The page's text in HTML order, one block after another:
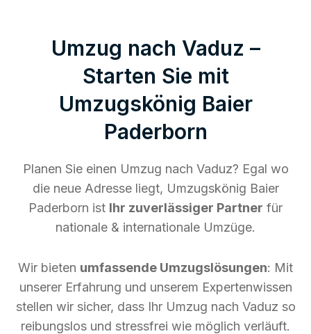
Umzug nach Vaduz –
Starten Sie mit
Umzugskönig Baier
Paderborn
Planen Sie einen Umzug nach Vaduz? Egal wo
die neue Adresse liegt, Umzugskönig Baier
Paderborn ist Ihr zuverlässiger Partner für
nationale & internationale Umzüge.
Wir bieten umfassende Umzugslösungen: Mit
unserer Erfahrung und unserem Expertenwissen
stellen wir sicher, dass Ihr Umzug nach Vaduz so
reibungslos und stressfrei wie möglich verläuft.